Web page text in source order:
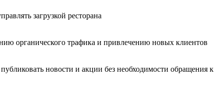
загрузкой ресторана
органического трафика и привлечению новых клиентов
новости и акции без необходимости обращения к